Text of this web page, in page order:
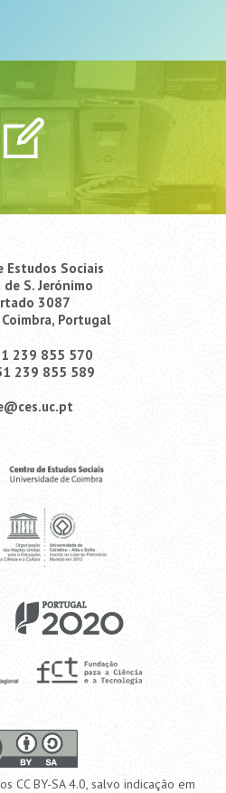
Estudos Sociais
S. Jerónimo
3087
Portugal
239 855 570
239 855 589
CC BY-SA 4.0, salvo indicação em